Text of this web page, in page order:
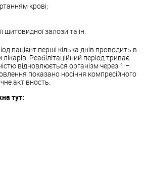
крові;
щитовидної залози та ін.
пацієнт перші кілька днів проводить в
Реабілітаційний період триває
відновлюється організм через 1 –
показано носіння компресійного
актівность.
тут: